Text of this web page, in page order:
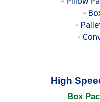
-
-
-
High
Box